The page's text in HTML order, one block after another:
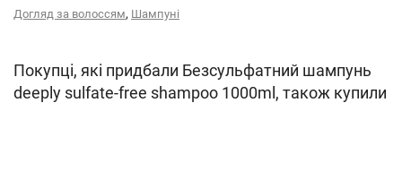
Догляд за волоссям, Шампуні
Покупці, які придбали Безсульфатний шампунь
deeply sulfate-free shampoo 1000ml, також купили